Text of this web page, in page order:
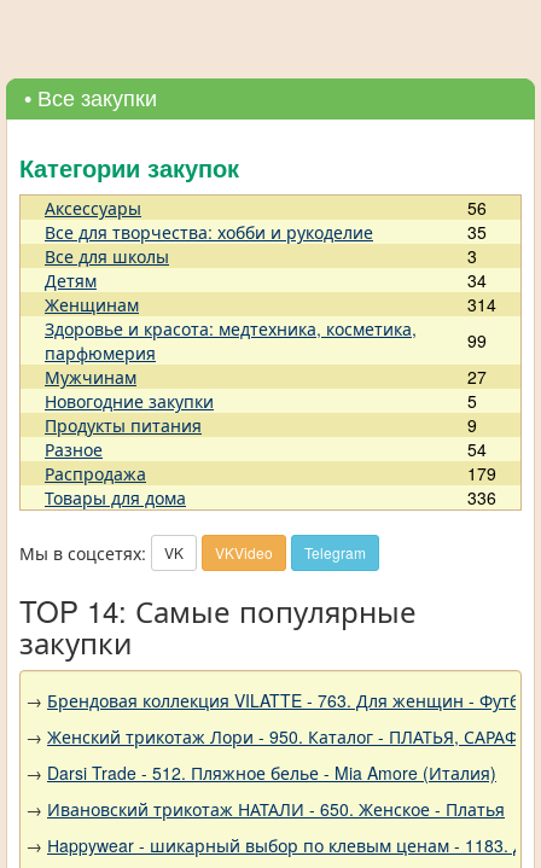
• Все закупки
Категории закупок
Аксессуары
56
Все для творчества: хобби и рукоделие
35
Все для школы
3
Детям
34
Женщинам
314
Здоровье и красота: медтехника, косметика,
парфюмерия
99
Мужчинам
27
Новогодние закупки
5
Продукты питания
9
Разное
54
Распродажа
179
Товары для дома
336
Мы в соцсетях: VK VKVideo Telegram
TOP 14: Самые популярные
закупки
→ Брендовая коллекция VILATTE - 763. Для женщин -
→ Женский трикотаж Лори - 950. Каталог - ПЛАТЬЯ,
→ Darsi Trade - 512. Пляжное белье - Mia Amore (Италия)
→ Ивановский трикотаж НАТАЛИ - 650. Женское - Платья
→ Нappywear - шикарный выбор по клевым ценам - 1183.